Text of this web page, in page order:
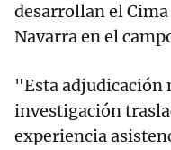
desarrollan el
Navarra en el
"Esta adjudicación
investigación
experiencia